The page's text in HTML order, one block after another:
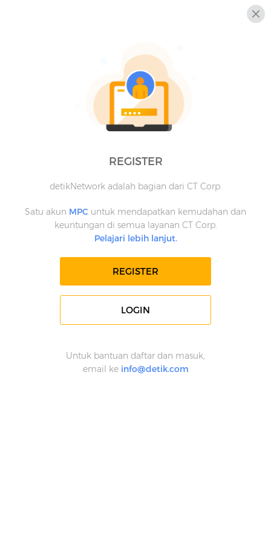
REGISTER
detikNetwork adalah bagian dari CT Corp.
Satu akun MPC untuk mendapatkan kemudahan dan
keuntungan di semua layanan CT Corp.
Pelajari lebih lanjut.
REGISTER
LOGIN
Untuk bantuan daftar dan masuk,
email ke info@detik.com